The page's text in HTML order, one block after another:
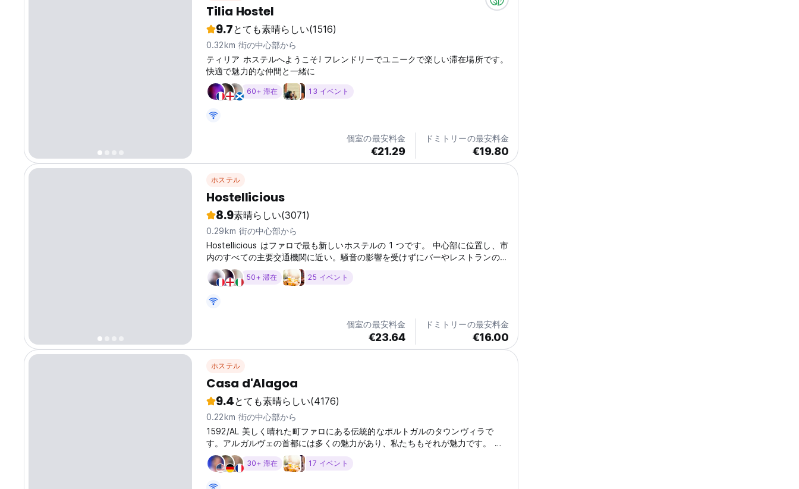
Tilia Hostel
9.7とても素晴らしい(1516)
0.32km 街の中心部から
ティリア ホステルへようこそ! フレンドリーでユニークで楽しい滞在場所です。
快適で魅力的な仲間と一緒に
60+ 滞在 13 イベント
個室の最安料金
€21.29
ドミトリーの最安料金
€19.80
ホステル
Hostellicious
8.9素晴らしい(3071)
0.29km 街の中心部から
Hostellicious はファロで最も新しいホステルの 1 つです。 中心部に位置し、市
内のすべての主要交通機関に近い。騒音の影響を受けずにバーやレストランのシ
ーンに最も近いホステル。とても快適なベッドとたくさんの個人用収納スペー
ス。素晴らしい共同キッチン。屋外エリアと大きなラウンジエリア。 私たちは
間に何をすべきかについての情報はすべて揃っています。ぜひ私たちと一緒にリ
ラックスしてください。ここでの経験を忘れられないものにしましょう!...
50+ 滞在 25 イベント
個室の最安料金
€23.64
ドミトリーの最安料金
€16.00
ホステル
Casa d'Alagoa
9.4とても素晴らしい(4176)
0.22km 街の中心部から
1592/AL 美しく晴れた町ファロにある伝統的なポルトガルのタウンヴィラで
す。アルガルヴェの首都には多くの魅力があり、私たちもそれが魅力です。 ど
こから始めましょうか?私たちのゲストは、私たちがこれまで経験した中で最高
のホステルの雰囲気を持っていることを常に思い出させてくれます。私たちのゲ
30+ 滞在 17 イベント